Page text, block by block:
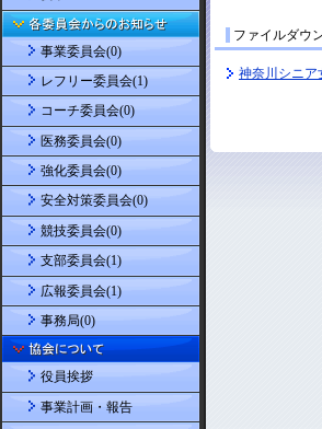
ファイルダウ
神奈川シニア
事業委員会(0)
レフリー委員会(1)
コーチ委員会(0)
医務委員会(0)
強化委員会(0)
安全対策委員会(0)
競技委員会(0)
支部委員会(1)
広報委員会(1)
事務局(0)
役員挨拶
事業計画・報告